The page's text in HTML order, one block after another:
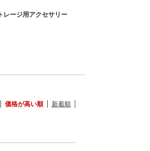
レージ用アクセサリー
価格が高い順 新着順